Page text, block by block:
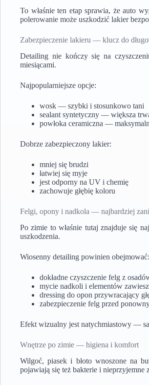
To właśnie ten etap sprawia, że auto
polerowanie może uszkodzić lakier
Zabezpieczenie lakieru — klucz do
Detailing nie kończy się na
miesiącami.
Najpopularniejsze opcje:
wosk — szybki i stosunkowo tani
sealant syntetyczny — większa
powłoka ceramiczna —
Dobrze zabezpieczony lakier:
mniej się brudzi
łatwiej się myje
jest odporny na UV i chemię
zachowuje głębię koloru
Felgi, opony i nadkola — najbardziej
Po zimie to właśnie tutaj znajduje się
uszkodzenia.
Wiosenny detailing powinien obejmować:
dokładne czyszczenie felg z
mycie nadkoli i elementów
dressing do opon przywracający
zabezpieczenie felg przed
Efekt wizualny jest natychmiastowy —
Wnętrze po zimie — higiena i komfort
Wilgoć, piasek i błoto wnoszone na
pojawiają się też bakterie i nieprzyjemne